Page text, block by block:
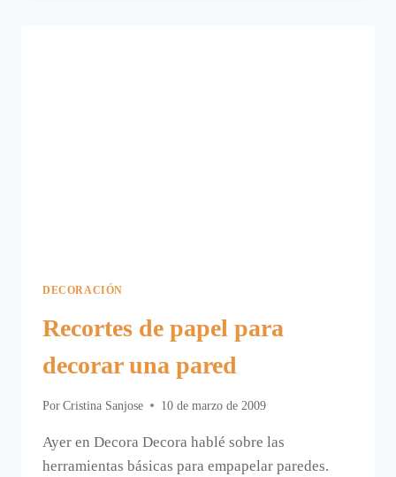
DECORACIÓN
Recortes de papel para
decorar una pared
Por Cristina Sanjose 10 de marzo de 2009
Ayer en Decora Decora hablé sobre las
herramientas básicas para empapelar paredes.